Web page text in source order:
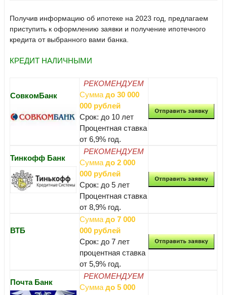
Получив информацию об ипотеке на 2023 год, предлагаем
приступить к оформлению заявки и получение ипотечного
кредита от выбранного вами банка.
КРЕДИТ НАЛИЧНЫМИ
СовкомБанк
РЕКОМЕНДУЕМ
Сумма до 30 000
000 рублей
Срок: до 10 лет
Процентная ставка
от 6,9% год.
Тинкофф Банк
РЕКОМЕНДУЕМ
Сумма до 2 000
000 рублей
Срок: до 5 лет
Процентная ставка
от 8,9% год.
ВТБ
Сумма до 7 000
000 рублей
Срок: до 7 лет
процентная ставка
от 5,9% год.
Почта Банк
РЕКОМЕНДУЕМ
Сумма до 5 000